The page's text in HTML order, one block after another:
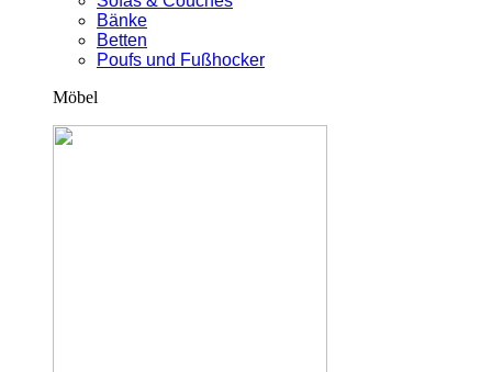
Bänke
Betten
Poufs und Fußhocker
Möbel